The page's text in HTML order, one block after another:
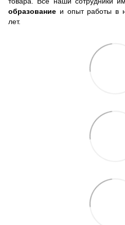
образование и опыт работы в
лет.